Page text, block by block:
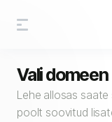
Vali domeen
Lehe allosas
poolt soovitud